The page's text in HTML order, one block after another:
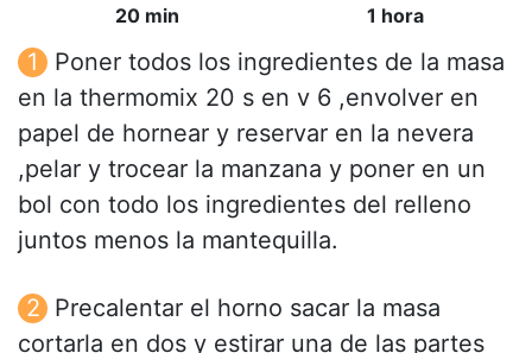
20 min 1 hora
Poner todos los ingredientes de la masa
en la thermomix 20 s en v 6 ,envolver en
papel de hornear y reservar en la nevera
,pelar y trocear la manzana y poner en un
bol con todo los ingredientes del relleno
juntos menos la mantequilla.
Precalentar el horno sacar la masa
cortarla en dos y estirar una de las partes